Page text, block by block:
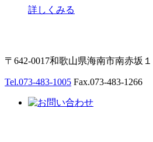
詳しくみる
〒642-0017和歌山県海南市南赤坂
Tel.073-483-1005 Fax.073-483-1266